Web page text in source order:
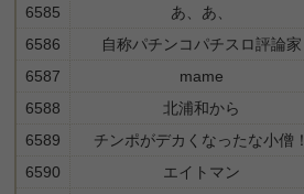
6585
あ、あ、
6586
自称パチンコパチスロ評論家
6587
mame
6588
北浦和から
6589
チンポがデカくなったな小僧！
6590
エイトマン